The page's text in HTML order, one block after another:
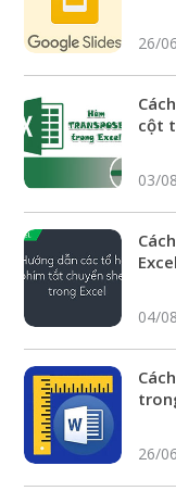
26/
cột
03/
04/
26/